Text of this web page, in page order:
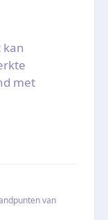
met
van